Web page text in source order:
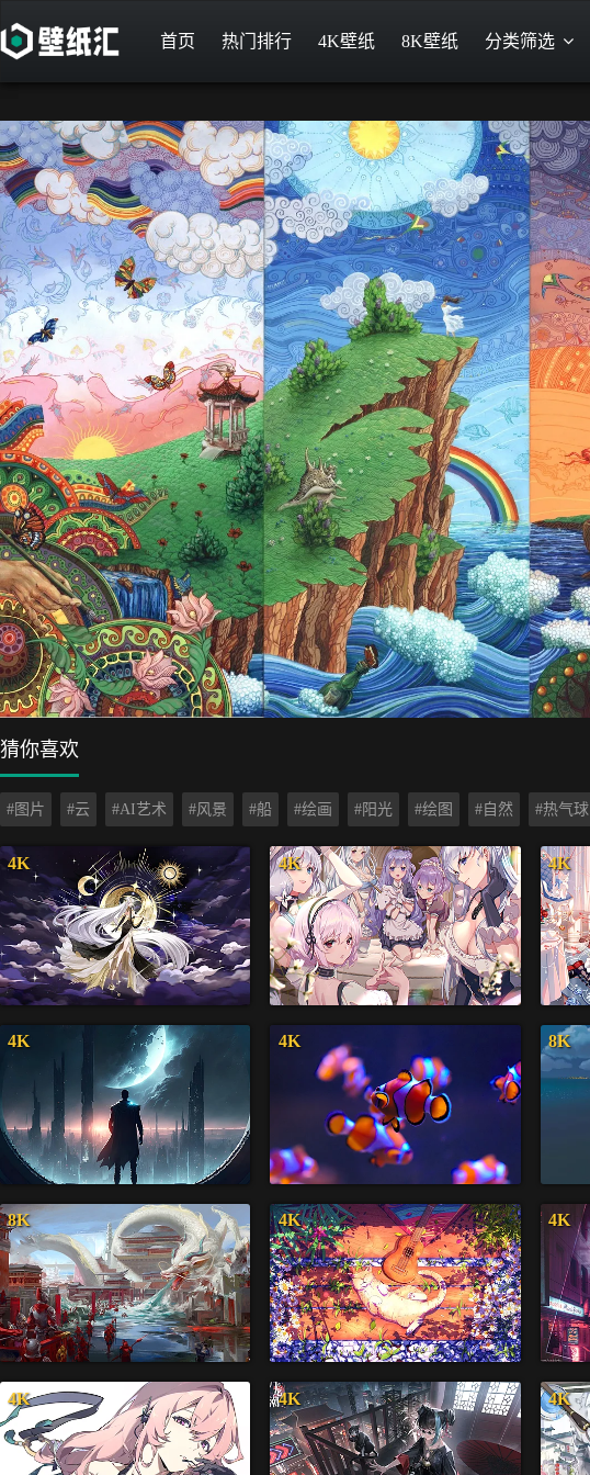
首页 热门排行 4K壁纸 8K壁纸 分类筛选
猜你喜欢
#图片 #云 #AI艺术 #风景 #船 #绘画 #阳光 #绘图 #自然 #热气球
4K 4K 4K
4K 4K 8K
8K 4K 4K
4K 4K 4K